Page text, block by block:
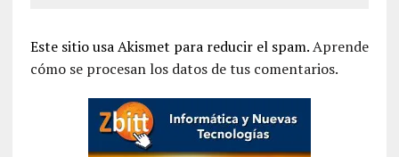
Este sitio usa Akismet para reducir el spam.Aprende
cómo se procesan los datos de tus comentarios.